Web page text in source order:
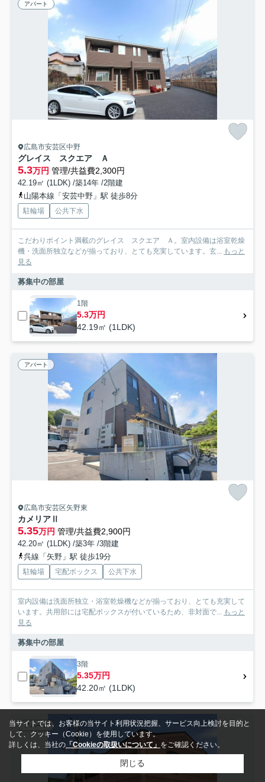
アパート
広島市安芸区中野
グレイス スクエア Ａ
5.3万円 管理/共益費2,300円
42.19㎡ (1LDK) /築14年 /2階建
山陽本線「安芸中野」駅 徒歩8分
駐輪場 公共下水
こだわりポイント満載のグレイス スクエア Ａ。室内設備は浴室乾燥
機・洗面所独立などが揃っており、とても充実しています。玄... もっと
見る
募集中の部屋
1階
5.3万円
42.19㎡ (1LDK)
アパート
広島市安芸区矢野東
カメリアⅡ
5.35万円 管理/共益費2,900円
42.20㎡ (1LDK) /築3年 /3階建
呉線「矢野」駅 徒歩19分
駐輪場 宅配ボックス 公共下水
室内設備は洗面所独立・浴室乾燥機などが揃っており、とても充実して
います。共用部には宅配ボックスが付いているため、非対面で... もっと
見る
募集中の部屋
3階
5.35万円
42.20㎡ (1LDK)
アパート
当サイトでは、お客様の当サイト利用状況把握、サービス向上検討を目的と
して、クッキー（Cookie）を使用しています。
詳しくは、当社の 「Cookieの取扱いについて」 をご確認ください。
閉じる